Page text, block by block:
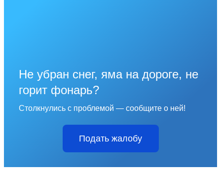
Не убран снег, яма на дороге, не
горит фонарь?
Столкнулись с проблемой — сообщите о ней!
Подать жалобу